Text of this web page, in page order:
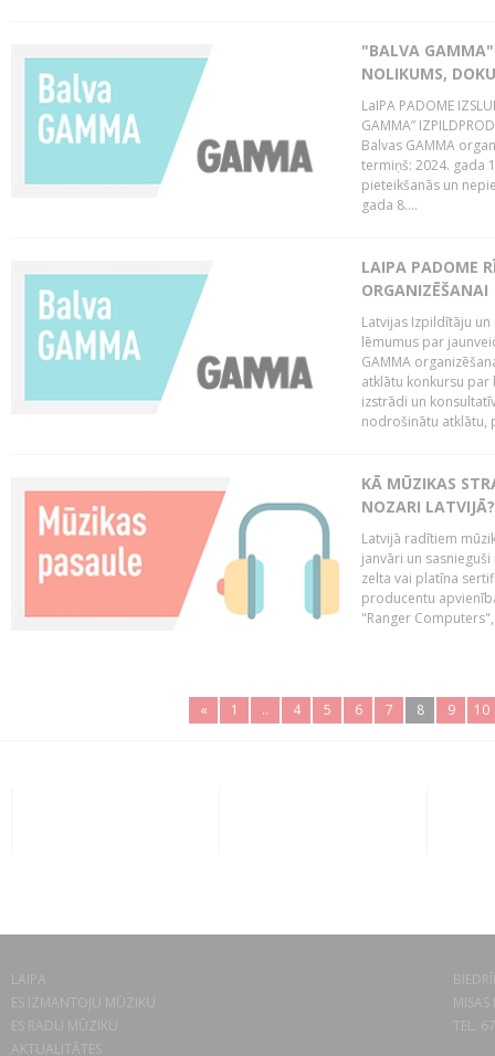
"BALVA GAMMA"
NOLIKUMS,
LaIPA PADOME
GAMMA”
Balvas GAMMA
termiņš: 2024. gada
pieteikšanās un
gada 8....
LAIPA PADOME
ORGANIZĒŠANAI
Latvijas Izpildītāju
lēmumus par
GAMMA
atklātu konkursu par
izstrādi un
nodrošinātu atklātu,
KĀ MŪZIKAS
NOZARI LATVIJĀ?
Latvijā radītiem
janvāri un
zelta vai platīna
producentu
"Ranger
« 1 .. 4 5 6 7 8 9 10
LAIPA
ES IZMANTOJU MŪZIKU
ES RADU MŪZIKU
AKTUALITĀTES
TEL.